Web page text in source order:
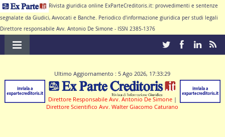
Rivista giuridica online ExParteCreditoris.it: provvedimenti e sentenze
segnalate da Giudici, Avvocati e Banche. Periodico d'informazione giuridica per studi legali
Direttore responsabile Avv. Antonio De Simone - ISSN 2385-1376
Ultimo Aggiornamento : 5 Ago 2026, 17:33:29
Direttore Responsabile Avv. Antonio De Simone |
Direttore Scientifico Avv. Walter Giacomo Caturano